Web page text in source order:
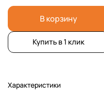
В корзину
Купить в 1 клик
Характеристики